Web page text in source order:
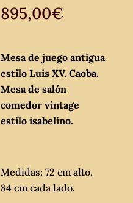
895,00€
Mesa de juego antigua
estilo Luis XV. Caoba.
Mesa de salón
comedor vintage
estilo isabelino.
Medidas: 72 cm alto,
84 cm cada lado.